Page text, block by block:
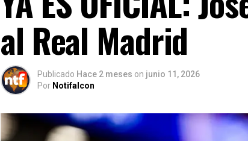
al Real Madrid
Publicado Hace 2 meses on junio 11, 2026
Por Notifalcon